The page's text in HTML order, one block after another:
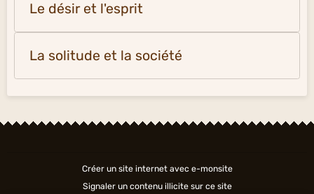
Le désir et l'esprit
La solitude et la société
Créer un site internet avec e-monsite
Signaler un contenu illicite sur ce site